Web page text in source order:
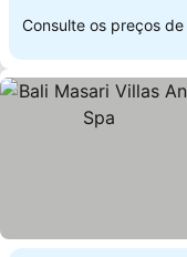
Consulte os preços de